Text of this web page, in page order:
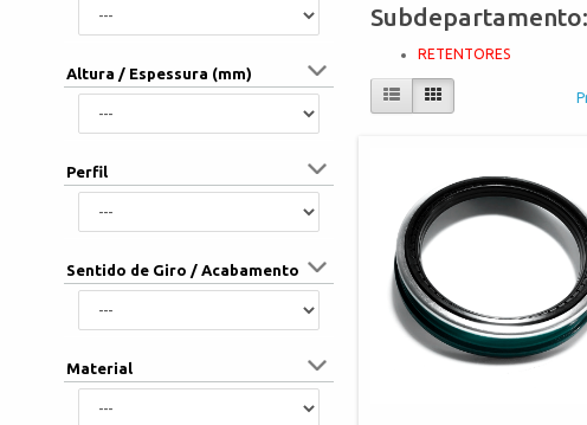
Altura / Espessura (mm)
Perfil
Sentido de Giro / Acabamento
Material
Subdepartamento:
RETENTORES